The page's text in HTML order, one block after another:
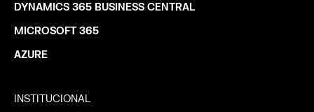
DYNAMICS 365 BUSINESS CENTRAL
MICROSOFT 365
AZURE
INSTITUCIONAL